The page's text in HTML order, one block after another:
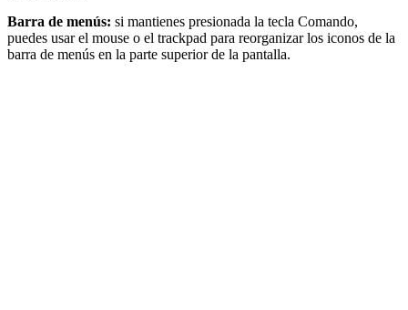
Barra de menús: si mantienes presionada la tecla Comando,
puedes usar el mouse o el trackpad para reorganizar los iconos de la
barra de menús en la parte superior de la pantalla.